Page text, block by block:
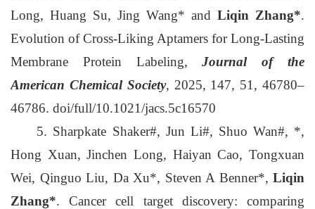
Long, Huang Su, Jing Wang* and Liqin Zhang*.
Evolution of Cross-Liking Aptamers for Long-Lasting
Membrane Protein Labeling,Journal of the
American Chemical Society, 2025, 147, 51, 46780–
46786. doi/full/10.1021/jacs.5c16570
5. Sharpkate Shaker#, Jun Li#, Shuo Wan#, *,
Hong Xuan, Jinchen Long, Haiyan Cao, Tongxuan
Wei, Qinguo Liu, Da Xu*, Steven A Benner*, Liqin
Zhang*. Cancer cell target discovery: comparing